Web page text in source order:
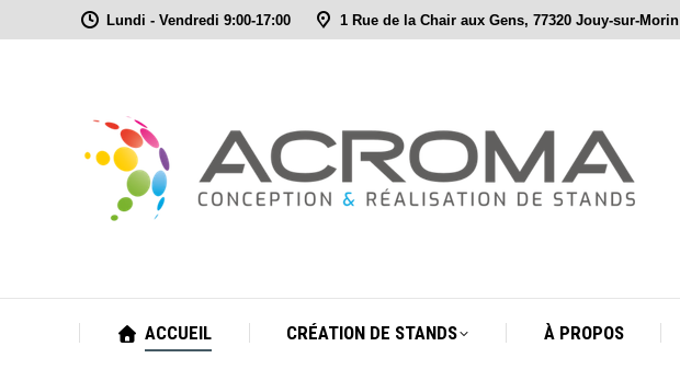
Lundi - Vendredi 9:00-17:00 1 Rue de la Chair aux Gens, 77320 Jouy-sur-Morin
ACCUEIL CRÉATION DE STANDS À PROPOS
ACCUEIL CRÉATION DE STANDS À PROPOS